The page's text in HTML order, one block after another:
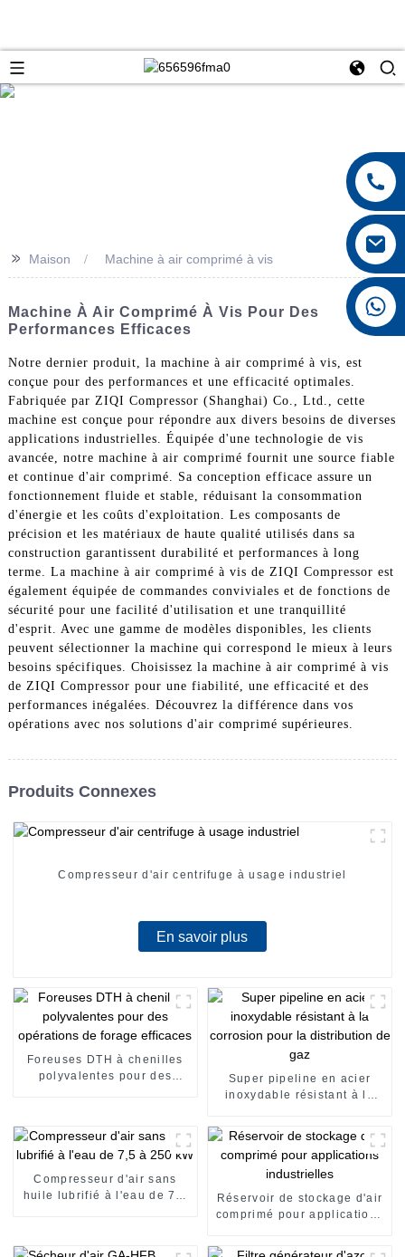
>> Maison Machine à air comprimé à vis
Machine À Air Comprimé À Vis Pour Des
Performances Efficaces
Notre dernier produit, la machine à air comprimé à vis, est
conçue pour des performances et une efficacité optimales.
Fabriquée par ZIQI Compressor (Shanghai) Co., Ltd., cette
machine est conçue pour répondre aux divers besoins de diverses
applications industrielles. Équipée d'une technologie de vis
avancée, notre machine à air comprimé fournit une source fiable
et continue d'air comprimé. Sa conception efficace assure un
fonctionnement fluide et stable, réduisant la consommation
d'énergie et les coûts d'exploitation. Les composants de
précision et les matériaux de haute qualité utilisés dans sa
construction garantissent durabilité et performances à long
terme. La machine à air comprimé à vis de ZIQI Compressor est
également équipée de commandes conviviales et de fonctions de
sécurité pour une facilité d'utilisation et une tranquillité
d'esprit. Avec une gamme de modèles disponibles, les clients
peuvent sélectionner la machine qui correspond le mieux à leurs
besoins spécifiques. Choisissez la machine à air comprimé à vis
de ZIQI Compressor pour une fiabilité, une efficacité et des
performances inégalées. Découvrez la différence dans vos
opérations avec nos solutions d'air comprimé supérieures.
Produits Connexes
Compresseur d'air centrifuge à usage industriel
En savoir plus
Foreuses DTH à chenilles
polyvalentes pour des
Super pipeline en acier
inoxydable résistant à la
Compresseur d'air sans
huile lubrifié à l'eau de 7,5
Réservoir de stockage d'air
comprimé pour applications